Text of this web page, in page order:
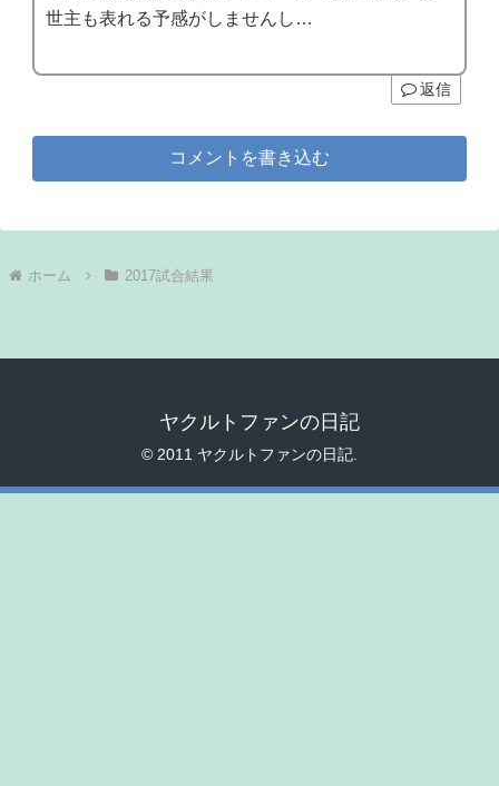
世主も表れる予感がしませんし…
返信
コメントを書き込む
ホーム 2017試合結果
ヤクルトファンの日記
© 2011 ヤクルトファンの日記.